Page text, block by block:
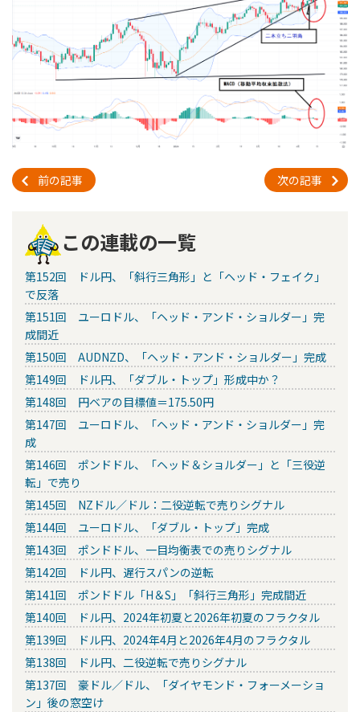
前の記事 次の記事
この連載の一覧
第152回 ドル円、「斜行三角形」と「ヘッド・フェイク」
で反落
第151回 ユーロドル、「ヘッド・アンド・ショルダー」完
成間近
第150回 AUDNZD、「ヘッド・アンド・ショルダー」完成
第149回 ドル円、「ダブル・トップ」形成中か？
第148回 円ベアの目標値＝175.50円
第147回 ユーロドル、「ヘッド・アンド・ショルダー」完
成
第146回 ポンドドル、「ヘッド＆ショルダー」と「三役逆
転」で売り
第145回 NZドル／ドル：二役逆転で売りシグナル
第144回 ユーロドル、「ダブル・トップ」完成
第143回 ポンドドル、一目均衡表での売りシグナル
第142回 ドル円、遅行スパンの逆転
第141回 ポンドドル「H＆S」「斜行三角形」完成間近
第140回 ドル円、2024年初夏と2026年初夏のフラクタル
第139回 ドル円、2024年4月と2026年4月のフラクタル
第138回 ドル円、二役逆転で売りシグナル
第137回 豪ドル／ドル、「ダイヤモンド・フォーメーショ
ン」後の窓空け